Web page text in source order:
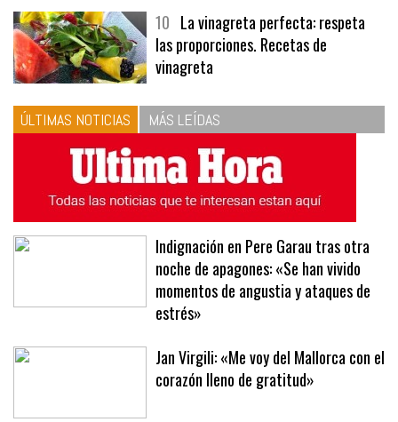
10 La vinagreta perfecta: respeta
las proporciones. Recetas de
vinagreta
ÚLTIMAS NOTICIAS MÁS LEÍDAS
Indignación en Pere Garau tras otra
noche de apagones: «Se han vivido
momentos de angustia y ataques de
estrés»
Jan Virgili: «Me voy del Mallorca con el
corazón lleno de gratitud»